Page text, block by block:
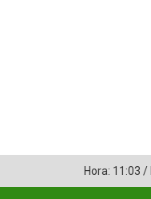
Hora: 11:03 /